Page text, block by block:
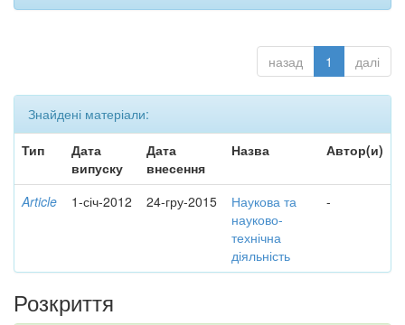
назад 1 далі
Знайдені матеріали:
Тип
Дата
випуску
Дата
внесення
Назва Автор(и)
Article 1-січ-2012 24-гру-2015
Наукова та
науково-
технічна
діяльність
-
Розкриття